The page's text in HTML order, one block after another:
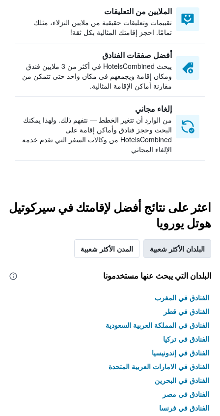
الملايين من التعليقات
تقييمات وتعليقات حقيقية من ملايين النزلاء، مثلك
تمامًا. احجز إقامتك المثالية بكل ثقة!
أفضل صفقات الفنادق
يبحث HotelsCombined في أكثر من 3 ملايين فندق
ومكان إقامة ويجمعهم في مكان واحد حتى تتمكن من
مقارنة أماكن الإقامة المثالية.
إلغاء مجاني
من الوارد أن تتغير الخطط — نتفهم ذلك. ولهذا يمكنك
البحث وحجز فنادق وأماكن إقامة على
HotelsCombined من وكالات السفر التي تقدم خدمة
الإلغاء المجاني
اعثر على نتائج أفضل لإقامتك في سيركوتيل
هوتل يورويا
البلدان الأكثر شعبية المدن الأكثر شعبية
البلدان التي يبحث عنها مستخدمونا
الفنادق في المغرب
الفنادق في قطر
الفنادق في المملكة العربية السعودية
الفنادق في تركيا
الفنادق في إندونيسيا
الفنادق في الامارات العربية المتحدة
الفنادق في البحرين
الفنادق في مصر
الفنادق في فرنسا